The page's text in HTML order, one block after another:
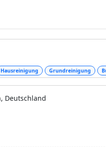
Hausreinigung Grundreinigung
Deutschland